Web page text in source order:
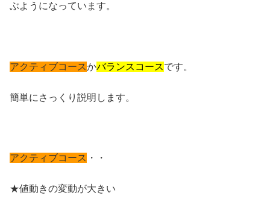
ぶようになっています。
アクティブコースかバランスコースです。
簡単にさっくり説明します。
アクティブコース ・・
★値動きの変動が大きい